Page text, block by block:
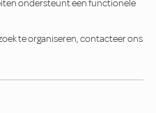
ondersteunt een functionele
te organiseren, contacteer ons